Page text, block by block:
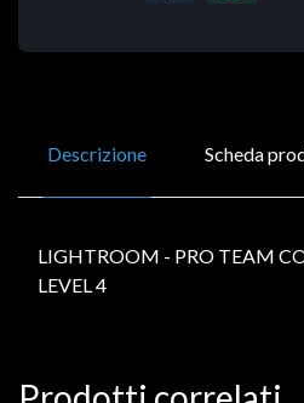
Descrizione Scheda
LIGHTROOM - PRO TEAM
LEVEL 4